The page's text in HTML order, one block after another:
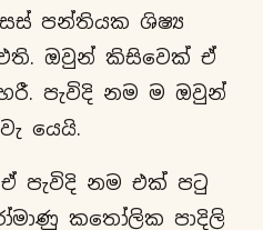
පන්තියක ශිෂ්‍ය
ඔවුන් කිසිවෙක් ඒ
පැවිදි නම ම ඔවුන්
යෙයි.
පැවිදි නම එක් පටු
කතෝලික පාදිලි